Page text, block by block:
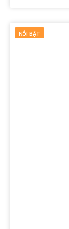
NỔI BẬT